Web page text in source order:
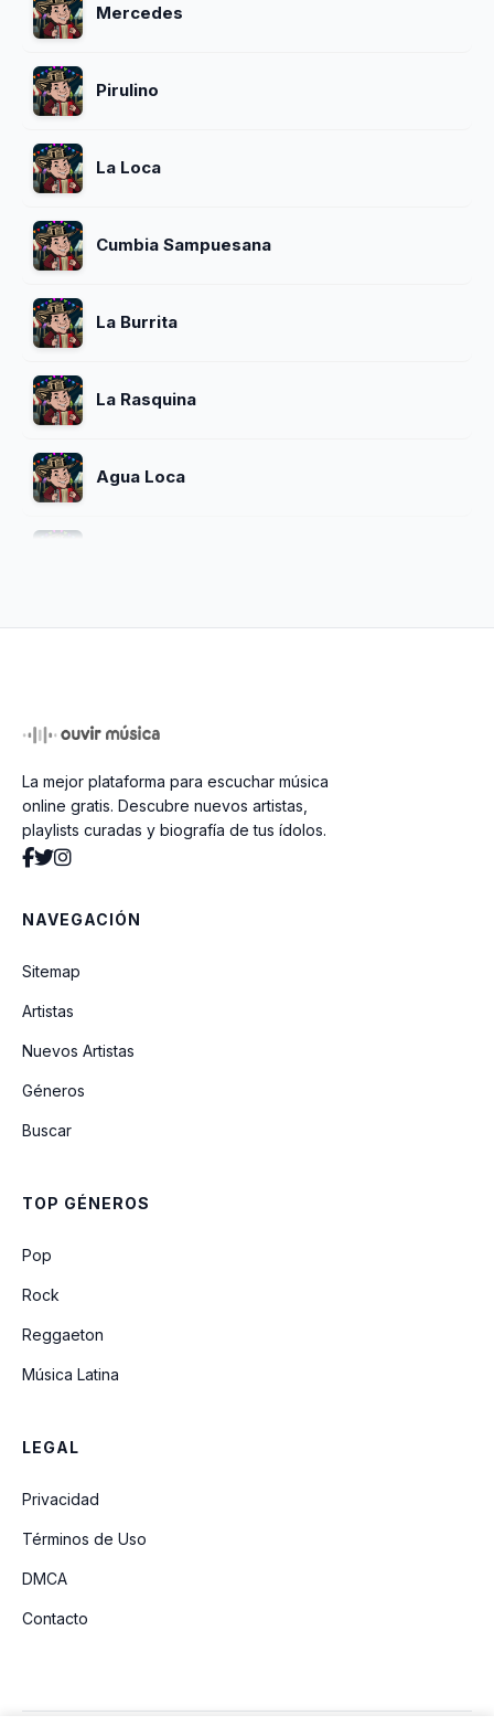
Mercedes
Pirulino
La Loca
Cumbia Sampuesana
La Burrita
La Rasquina
Agua Loca
El Gallo Mojado
Josefina
La mejor plataforma para escuchar música
online gratis. Descubre nuevos artistas,
playlists curadas y biografía de tus ídolos.
NAVEGACIÓN
Sitemap
Artistas
Nuevos Artistas
Géneros
Buscar
TOP GÉNEROS
Pop
Rock
Reggaeton
Música Latina
LEGAL
Privacidad
Términos de Uso
DMCA
Contacto